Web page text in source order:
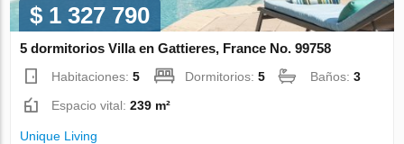
$ 1 327 790
5 dormitorios Villa en Gattieres, France No. 99758
Habitaciones:5 Dormitorios:5 Baños:3
Espacio vital:239 m²
Unique Living